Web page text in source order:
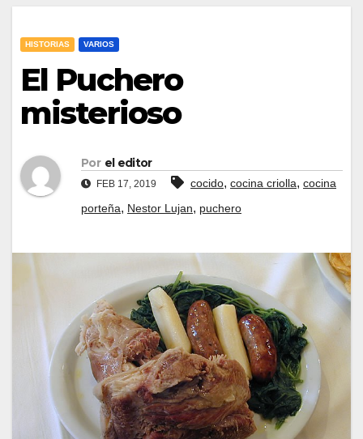
HISTORIAS VARIOS
El Puchero
misterioso
Por el editor
FEB 17, 2019 cocido, cocina criolla, cocina
porteña, Nestor Lujan, puchero